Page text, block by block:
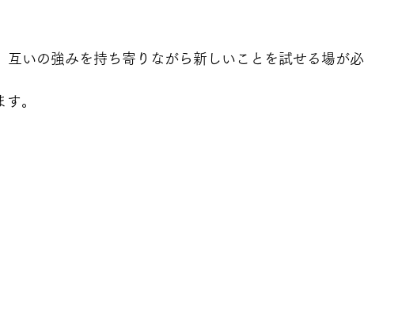
互いの強みを持ち寄りながら新しいことを試せる場が必
。